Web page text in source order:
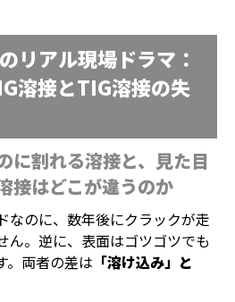
リアル現場ドラマ：
溶接とTIG溶接の失
に割れる溶接と、見た目
接はどこが違うのか
なのに、数年後にクラックが走
ん。逆に、表面はゴツゴツでも
。両者の差は 「溶け込み」と